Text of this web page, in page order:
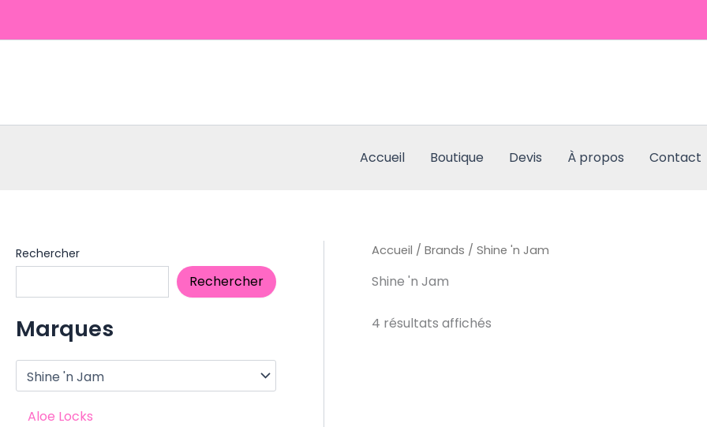
Accueil Boutique Devis À propos Contact
Rechercher
Rechercher
Marques
Aloe Locks
Accueil /Brands / Shine 'n Jam
Shine 'n Jam
4 résultats affichés